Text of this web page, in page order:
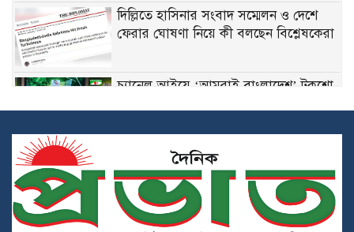
দিল্লিতে হাসিনার সংবাদ সম্মেলন ও দেশে
ফেরার ঘোষণা নিয়ে কী বলছেন বিশ্লেষকেরা
চ্যানেল আইয়ে ‘আমরাই বাংলাদেশ’ টকশো
শেখ হাসিনার বক্তব্য ভারত সমর্থন করে না:
জয়সওয়াল
সংঘাতের মুখে যৌথ প্রতিরক্ষা চুক্তিতে সই